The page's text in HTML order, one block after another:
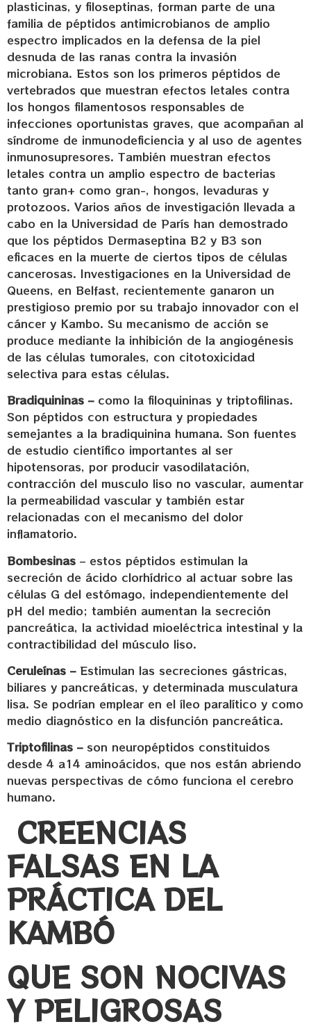
plasticinas, y filoseptinas, forman parte de una
familia de péptidos antimicrobianos de amplio
espectro implicados en la defensa de la piel
desnuda de las ranas contra la invasión
microbiana. Estos son los primeros péptidos de
vertebrados que muestran efectos letales contra
los hongos filamentosos responsables de
infecciones oportunistas graves, que acompañan al
síndrome de inmunodeficiencia y al uso de agentes
inmunosupresores. También muestran efectos
letales contra un amplio espectro de bacterias
tanto gran+ como gran-, hongos, levaduras y
protozoos. Varios años de investigación llevada a
cabo en la Universidad de París han demostrado
que los péptidos Dermaseptina B2 y B3 son
eficaces en la muerte de ciertos tipos de células
cancerosas. Investigaciones en la Universidad de
Queens, en Belfast, recientemente ganaron un
prestigioso premio por su trabajo innovador con el
cáncer y Kambo. Su mecanismo de acción se
produce mediante la inhibición de la angiogénesis
de las células tumorales, con citotoxicidad
selectiva para estas células.
Bradiquininas – como la filoquininas y triptofilinas.
Son péptidos con estructura y propiedades
semejantes a la bradiquinina humana. Son fuentes
de estudio científico importantes al ser
hipotensoras, por producir vasodilatación,
contracción del musculo liso no vascular, aumentar
la permeabilidad vascular y también estar
relacionadas con el mecanismo del dolor
inflamatorio.
Bombesinas – estos péptidos estimulan la
secreción de ácido clorhídrico al actuar sobre las
células G del estómago, independientemente del
pH del medio; también aumentan la secreción
pancreática, la actividad mioeléctrica intestinal y la
contractibilidad del músculo liso.
Ceruleínas – Estimulan las secreciones gástricas,
biliares y pancreáticas, y determinada musculatura
lisa. Se podrían emplear en el íleo paralítico y como
medio diagnóstico en la disfunción pancreática.
Triptofilinas – son neuropéptidos constituidos
desde 4 a14 aminoácidos, que nos están abriendo
nuevas perspectivas de cómo funciona el cerebro
humano.
CREENCIAS
FALSAS EN LA
PRÁCTICA DEL
KAMBÓ
QUE SON NOCIVAS
Y PELIGROSAS